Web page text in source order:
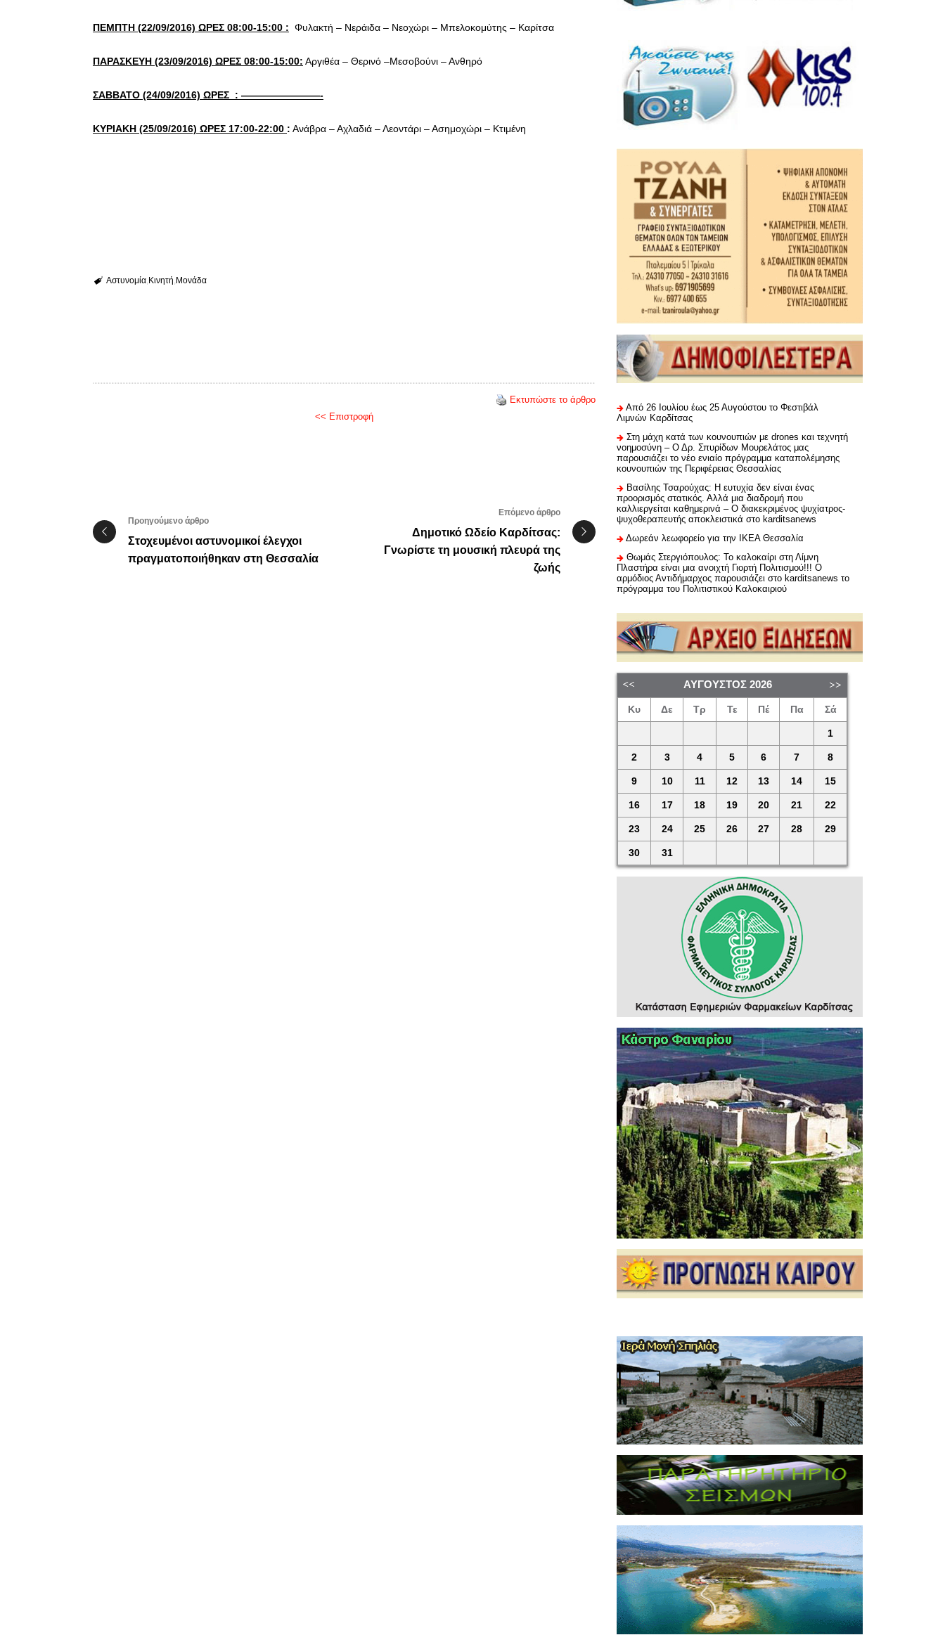
ΠΕΜΠΤΗ (22/09/2016) ΩΡΕΣ 08:00-15:00 : Φυλακτή – Νεράιδα – Νεοχώρι – Μπελοκομύτης – Καρίτσα
ΠΑΡΑΣΚΕΥΗ (23/09/2016) ΩΡΕΣ 08:00-15:00: Αργιθέα – Θερινό –Μεσοβούνι – Ανθηρό
ΣΑΒΒΑΤΟ (24/09/2016) ΩΡΕΣ : ————————-
ΚΥΡΙΑΚΗ (25/09/2016) ΩΡΕΣ 17:00-22:00 : Ανάβρα – Αχλαδιά – Λεοντάρι – Ασημοχώρι – Κτιμένη
Αστυνομία Κινητή Μονάδα
Εκτυπώστε το άρθρο
<< Επιστροφή
Προηγούμενο άρθρο
Στοχευμένοι αστυνομικοί έλεγχοι
πραγματοποιήθηκαν στη Θεσσαλία
Επόμενο άρθρο
Δημοτικό Ωδείο Καρδίτσας:
Γνωρίστε τη μουσική πλευρά της
ζωής
Από 26 Ιουλίου έως 25 Αυγούστου το Φεστιβάλ
Λιμνών Καρδίτσας
Στη μάχη κατά των κουνουπιών με drones και τεχνητή
νοημοσύνη – Ο Δρ. Σπυρίδων Μουρελάτος μας
παρουσιάζει το νέο ενιαίο πρόγραμμα καταπολέμησης
κουνουπιών της Περιφέρειας Θεσσαλίας
Βασίλης Τσαρούχας: Η ευτυχία δεν είναι ένας
προορισμός στατικός. Αλλά μια διαδρομή που
καλλιεργείται καθημερινά – Ο διακεκριμένος ψυχίατρος-
ψυχοθεραπευτής αποκλειστικά στο karditsanews
Δωρεάν λεωφορείο για την ΙΚΕΑ Θεσσαλία
Θωμάς Στεργιόπουλος: Το καλοκαίρι στη Λίμνη
Πλαστήρα είναι μια ανοιχτή Γιορτή Πολιτισμού!!! Ο
αρμόδιος Αντιδήμαρχος παρουσιάζει στο karditsanews το
πρόγραμμα του Πολιτιστικού Καλοκαιριού
ΑΎΓΟΥΣΤΟΣ 2026
Κυ Δε Τρ Τε Πέ Πα Σά
1
2 3 4 5 6 7 8
9 10 11 12 13 14 15
16 17 18 19 20 21 22
23 24 25 26 27 28 29
30 31